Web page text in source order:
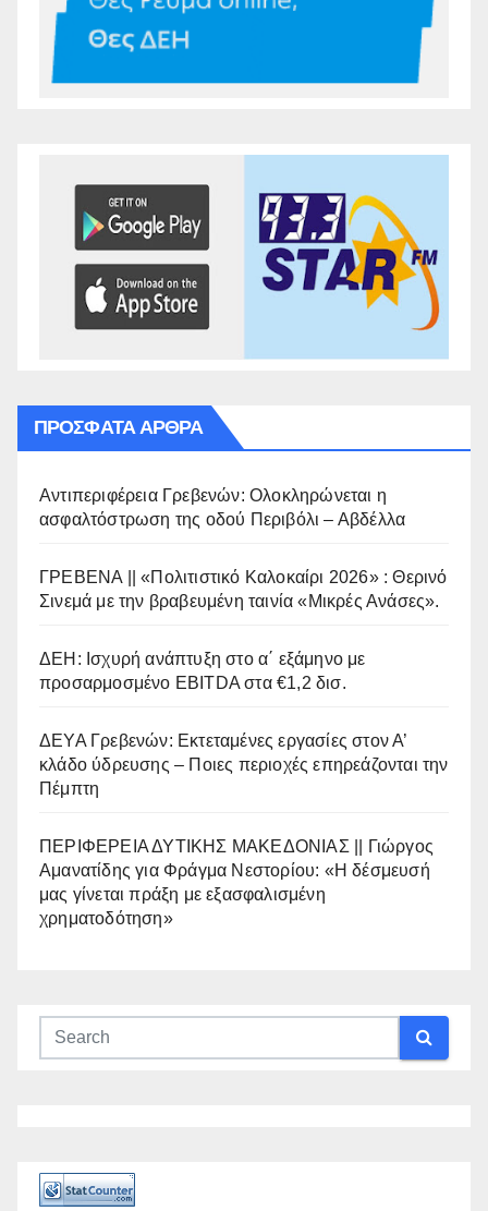
ΠΡΌΣΦΑΤΑ ΆΡΘΡΑ
Αντιπεριφέρεια Γρεβενών: Ολοκληρώνεται η
ασφαλτόστρωση της οδού Περιβόλι – Αβδέλλα
ΓΡΕΒΕΝΑ || «Πολιτιστικό Καλοκαίρι 2026» : Θερινό
Σινεμά με την βραβευμένη ταινία «Μικρές Ανάσες».
ΔΕΗ: Ισχυρή ανάπτυξη στο α΄ εξάμηνο με
προσαρμοσμένο EBITDA στα €1,2 δισ.
ΔΕΥΑ Γρεβενών: Εκτεταμένες εργασίες στον Α’
κλάδο ύδρευσης – Ποιες περιοχές επηρεάζονται την
Πέμπτη
ΠΕΡΙΦΕΡΕΙΑ ΔΥΤΙΚΗΣ ΜΑΚΕΔΟΝΙΑΣ || Γιώργος
Αμανατίδης για Φράγμα Νεστορίου: «Η δέσμευσή
μας γίνεται πράξη με εξασφαλισμένη
χρηματοδότηση»